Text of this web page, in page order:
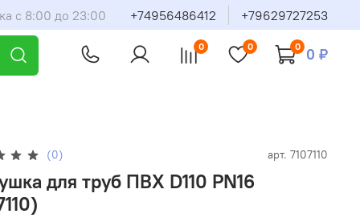
с 8:00 до 23:00 +74956486412 +79629727253
0 0 0 0 ₽
(0) арт. 7107110
для труб ПВХ D110 PN16